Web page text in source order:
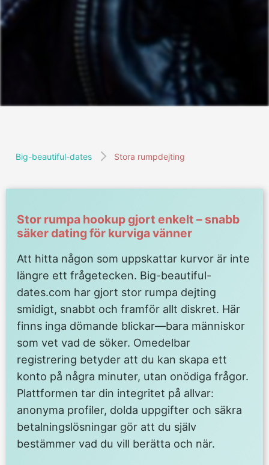
Big-beautiful-dates Stora rumpdejting
Stor rumpa hookup gjort enkelt – snabb
säker dating för kurviga vänner
Att hitta någon som uppskattar kurvor är inte
längre ett frågetecken. Big-beautiful-
dates.com har gjort stor rumpa dejting
smidigt, snabbt och framför allt diskret. Här
finns inga dömande blickar—bara människor
som vet vad de söker. Omedelbar
registrering betyder att du kan skapa ett
konto på några minuter, utan onödiga frågor.
Plattformen tar din integritet på allvar:
anonyma profiler, dolda uppgifter och säkra
betalningslösningar gör att du själv
bestämmer vad du vill berätta och när.